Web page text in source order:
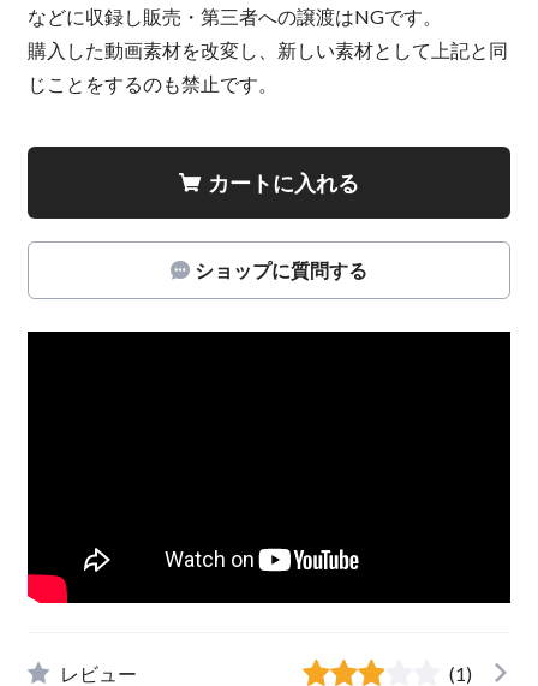
などに収録し販売・第三者への譲渡はNGです。
購入した動画素材を改変し、新しい素材として上記と同
じことをするのも禁止です。
カートに入れる
ショップに質問する
レビュー (1)